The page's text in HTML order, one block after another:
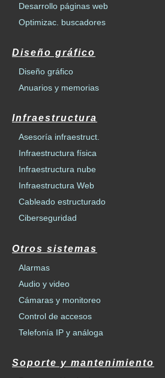
Desarrollo páginas web
Optimizac. buscadores
Diseño gráfico
Diseño gráfico
Anuarios y memorias
Infraestructura
Asesoría infraestruct.
Infraestructura física
Infraestructura nube
Infraestructura Web
Cableado estructurado
Ciberseguridad
Otros sistemas
Alarmas
Audio y video
Cámaras y monitoreo
Control de accesos
Telefonía IP y análoga
Soporte y mantenimiento